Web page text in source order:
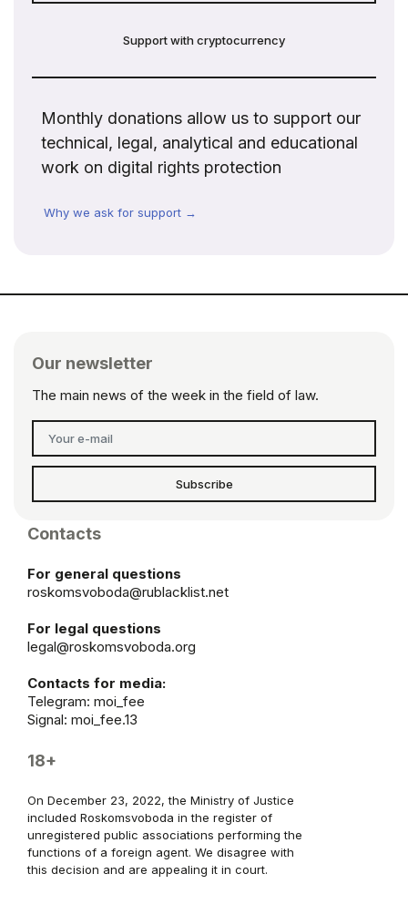
Support with cryptocurrency
Monthly donations allow us to support our
technical, legal, analytical and educational
work on digital rights protection
Why we ask for support →
Our newsletter
The main news of the week in the field of law.
Subscribe
Contacts
For general questions
roskomsvoboda@rublacklist.net
For legal questions
legal@roskomsvoboda.org
Contacts for media:
Telegram: moi_fee
Signal: moi_fee.13
18+
On December 23, 2022, the Ministry of Justice
included Roskomsvoboda in the register of
unregistered public associations performing the
functions of a foreign agent. We disagree with
this decision and are appealing it in court.